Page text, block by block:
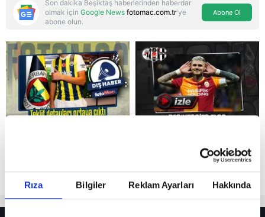
Rıza Bilgiler Reklam Ayarları Hakkında
Reddet
Son dakika Beşiktaş haberlerinden haberdar
olmak için Google News fotomac.com.tr'ye
abone olun.
Abone Ol